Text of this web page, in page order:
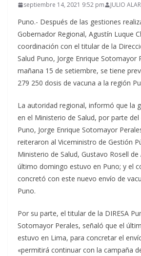
septiembre 14, 2021 9:52 pm JULIO
Puno.- Después de las gestiones
Gobernador Regional, Agustín Luque
coordinación con el titular de la
Salud Puno, Jorge Enrique Sotomayor
mañana 15 de setiembre, se tiene
279 250 dosis de vacuna a la región
La autoridad regional, informó que la
en el Ministerio de Salud, por parte
Puno, Jorge Enrique Sotomayor
reiteraron al Viceministro de Gestión
Ministerio de Salud, Gustavo Rosell de
último domingo estuvo en Puno; y el
concretó con este nuevo envío de
Puno.
Por su parte, el titular de la DIRESA
Sotomayor Perales, señaló que el
estuvo en Lima, para concretar el
«permitirá continuar con la campaña